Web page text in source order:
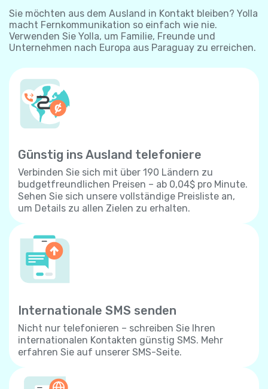
Sie möchten aus dem Ausland in Kontakt bleiben? Yolla
macht Fernkommunikation so einfach wie nie.
Verwenden Sie Yolla, um Familie, Freunde und
Unternehmen nach Europa aus Paraguay zu erreichen.
Günstig ins Ausland telefoniere
Verbinden Sie sich mit über 190 Ländern zu
budgetfreundlichen Preisen – ab 0,04$ pro Minute.
Sehen Sie sich unsere vollständige Preisliste an,
um Details zu allen Zielen zu erhalten.
Internationale SMS senden
Nicht nur telefonieren – schreiben Sie Ihren
internationalen Kontakten günstig SMS. Mehr
erfahren Sie auf unserer SMS-Seite.